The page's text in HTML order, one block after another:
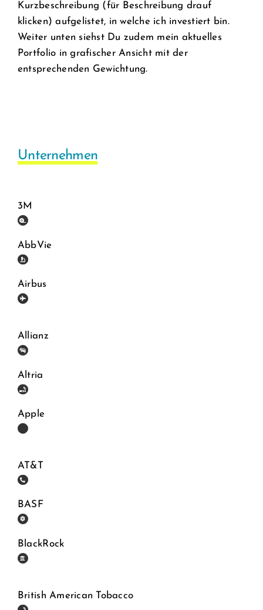
Kurzbeschreibung (für Beschreibung drauf
klicken) aufgelistet, in welche ich investiert bin.
Weiter unten siehst Du zudem mein aktuelles
Portfolio in grafischer Ansicht mit der
entsprechenden Gewichtung.
Unternehmen
3M
AbbVie
Airbus
Allianz
Altria
Apple
AT&T
BASF
BlackRock
British American Tobacco